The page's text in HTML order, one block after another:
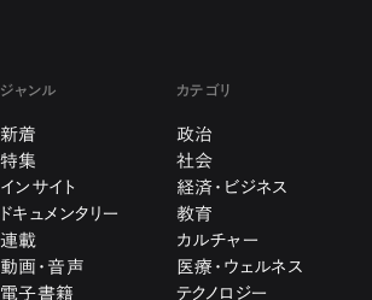
ジャンル
新着
特集
インサイト
ドキュメンタリー
連載
動画・音声
電子書籍
カテゴリ
政治
社会
経済・ビジネス
教育
カルチャー
医療・ウェルネス
テクノロジー